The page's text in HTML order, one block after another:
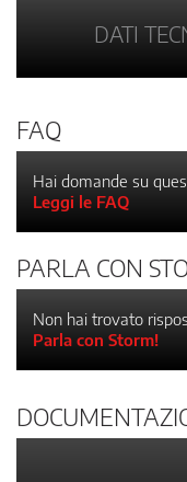
DATI
FAQ
Hai domande su
Leggi le FAQ
PARLA CON
Non hai trovato
Parla con Storm!